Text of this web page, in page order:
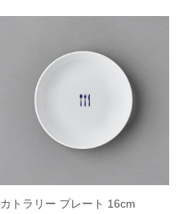
カトラリー プレート 16cm